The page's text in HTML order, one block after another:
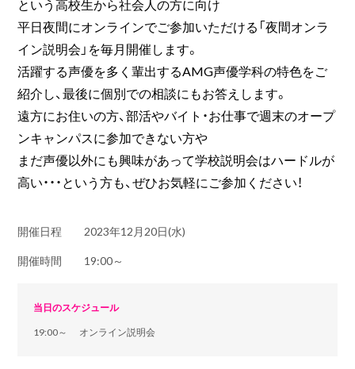
平日夜間にオンラインでご参加いただける「夜間オンラ
イン説明会」を毎月開催します。
活躍する声優を多く輩出するAMG声優学科の特色をご
紹介し、最後に個別での相談にもお答えします。
遠方にお住いの方、部活やバイト・お仕事で週末のオープ
ンキャンパスに参加できない方や
まだ声優以外にも興味があって学校説明会はハードルが
高い・・・という方も、ぜひお気軽にご参加ください！
開催日程
2023年12月20日(水)
開催時間
19:00～
当日のスケジュール
19:00～ オンライン説明会